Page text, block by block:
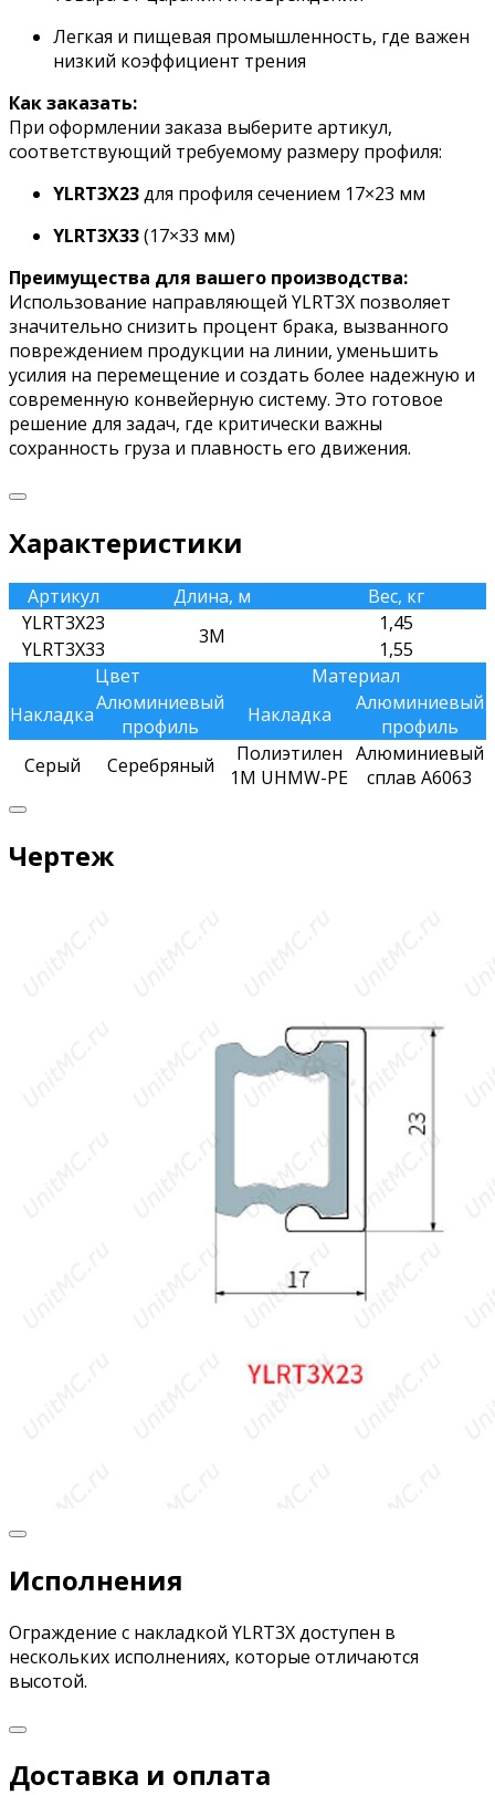
Легкая и пищевая промышленность, где важен
низкий коэффициент трения
Как заказать:
При оформлении заказа выберите артикул,
соответствующий требуемому размеру профиля:
YLRT3X23для профиля сечением 17×23 мм
YLRT3X33(17×33 мм)
Преимущества для вашего производства:
Использование направляющей YLRT3X позволяет
значительно снизить процент брака, вызванного
повреждением продукции на линии, уменьшить
усилия на перемещение и создать более надежную и
современную конвейерную систему. Это готовое
решение для задач, где критически важны
сохранность груза и плавность его движения.
Характеристики
Артикул Длина, м
Вес, кг
YLRT3X23
3M
1,45
YLRT3X33
1,55
Цвет
Материал
НакладкаАлюминиевый
профиль
Накладка
Алюминиевый
профиль
Серый
Серебряный
Полиэтилен
1M UHMW-PE
Алюминиевый
сплав A6063
Чертеж
Исполнения
Ограждение с накладкой YLRT3X доступен в
нескольких исполнениях, которые отличаются
высотой.
Доставка и оплата